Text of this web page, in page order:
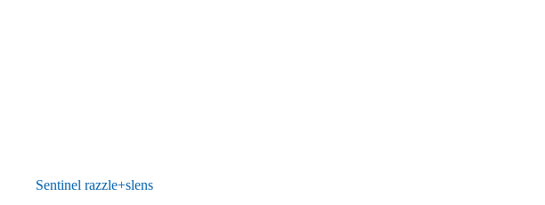
Sentinel razzle+slens